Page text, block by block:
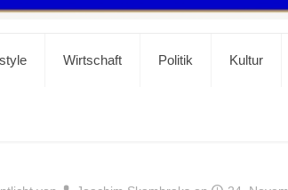
Wirtschaft Politik Kultur